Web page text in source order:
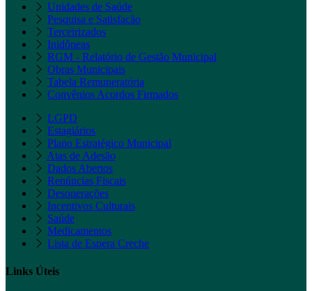
Unidades de Saúde
Pesquisa e Satisfação
Terceirizados
Inidôneas
RGM - Relatório de Gestão Municipal
Obras Municipais
Tabela Remuneratória
Convênios Acordos Firmados
LGPD
Estagiários
Plano Estratégico Municipal
Atas de Adesão
Dados Abertos
Renúncias Fiscais
Desonerações
Incentivos Culturais
Saúde
Medicamentos
Lista de Espera Creche
Links Úteis